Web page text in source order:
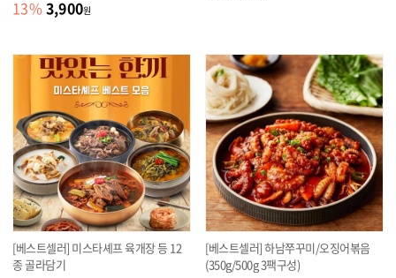
13% 3,900원
[베스트셀러] 미스타셰프 육개장 등 12
종 골라담기
[베스트셀러] 하남쭈꾸미/오징어볶음
(350g/500g 3팩구성)